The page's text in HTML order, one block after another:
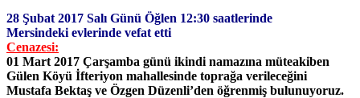
28 Şubat 2017 Salı Günü Öğlen 12:30 saatlerinde
Mersindeki evlerinde vefat etti
Cenazesi:
01 Mart 2017 Çarşamba günü ikindi namazına müteakiben
Gülen Köyü İfteriyon mahallesinde toprağa verileceğini
Mustafa Bektaş ve Özgen Düzenli’den öğrenmiş bulunuyoruz.